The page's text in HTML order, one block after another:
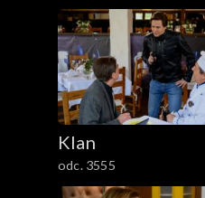
Klan
odc. 3555